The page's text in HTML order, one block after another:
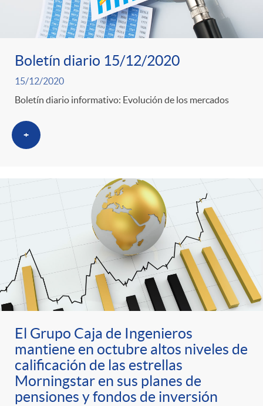
Boletín diario 15/12/2020
15/12/2020
Boletín diario informativo: Evolución de los mercados
+
El Grupo Caja de Ingenieros
mantiene en octubre altos niveles de
calificación de las estrellas
Morningstar en sus planes de
pensiones y fondos de inversión